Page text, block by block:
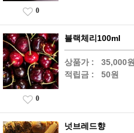
0
블랙체리100ml
상품가 : 35,000원
적립금 : 50원
0
넛브레드향